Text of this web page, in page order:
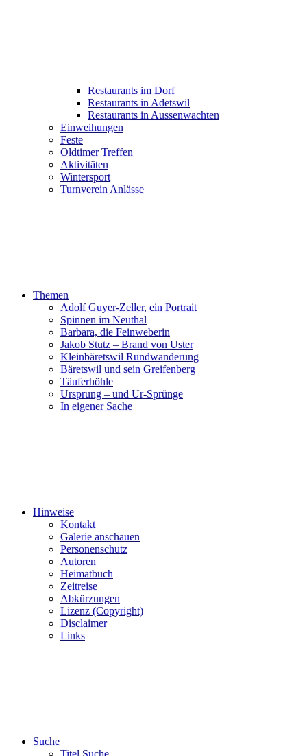
Restaurants im Dorf
Restaurants in Adetswil
Restaurants in Aussenwachten
Einweihungen
Feste
Oldtimer Treffen
Aktivitäten
Wintersport
Turnverein Anlässe
Themen
Adolf Guyer-Zeller, ein Portrait
Spinnen im Neuthal
Barbara, die Feinweberin
Jakob Stutz – Brand von Uster
Kleinbäretswil Rundwanderung
Bäretswil und sein Greifenberg
Täuferhöhle
Ursprung – und Ur-Sprünge
In eigener Sache
Hinweise
Kontakt
Galerie anschauen
Personenschutz
Autoren
Heimatbuch
Zeitreise
Abkürzungen
Lizenz (Copyright)
Disclaimer
Links
Suche
Titel Suche